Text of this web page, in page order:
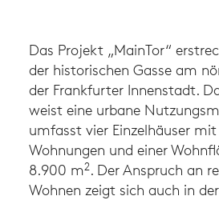
Das Projekt „MainTor“
der historischen Gasse am
der Frankfurter Innenstadt.
weist eine urbane
umfasst vier Einzelhäuser
Wohnungen und einer
8.900 m2. Der Anspruch an
Wohnen zeigt sich auch in